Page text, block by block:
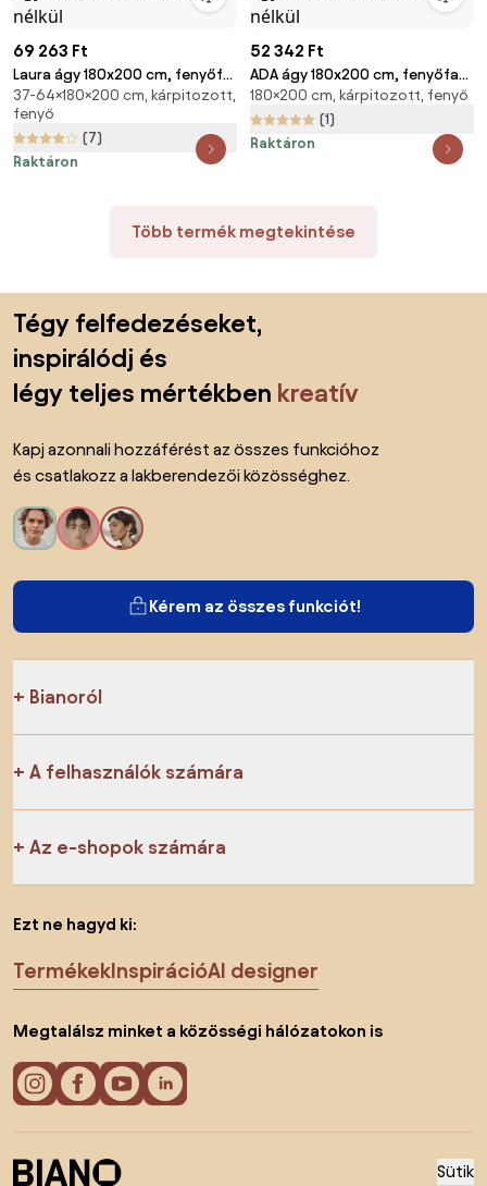
69 263 Ft
Laura ágy 180x200 cm, fenyőfa
Ágyrács: Léces ágyrács,
Matrac: Matrac nélkül
37-64×180×200 cm, kárpitozott,
fenyő
(7)
Raktáron
52 342 Ft
ADA ágy 180x200 cm, fenyőfa
Ágyrács: Léces ágyrács,
Matrac: Matrac nélkül
180×200 cm, kárpitozott, fenyő
(1)
Raktáron
Több termék megtekintése
Tégy felfedezéseket,
inspirálódj és
légy teljes mértékben kreatív
Kapj azonnali hozzáférést az összes funkcióhoz
és csatlakozz a lakberendezői közösséghez.
Kérem az összes funkciót!
Bianoról
A felhasználók számára
Az e-shopok számára
Ezt ne hagyd ki:
TermékekInspirációAI designer
Megtalálsz minket a közösségi hálózatokon is
Sütik